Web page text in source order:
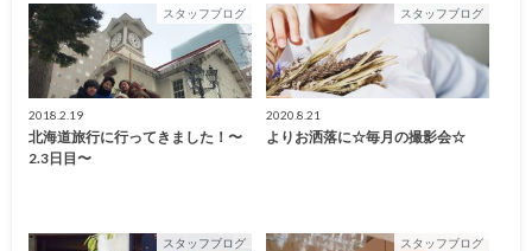
スタッフブログ
2018.2.19
北海道旅行に行ってきました！〜
2.3日目〜
スタッフブログ
2020.8.21
よりお洒落に☆毎月の撮影会☆
スタッフブログ スタッフブログ